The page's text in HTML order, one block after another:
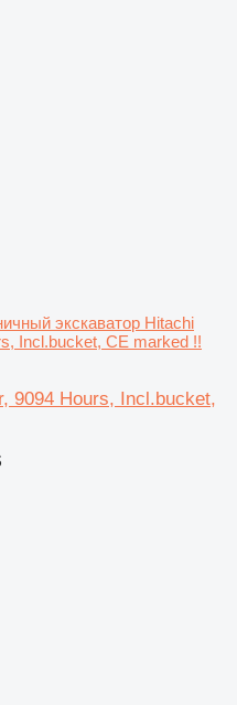
экскаватор Hitachi
Incl.bucket, CE marked !!
9094 Hours, Incl.bucket,